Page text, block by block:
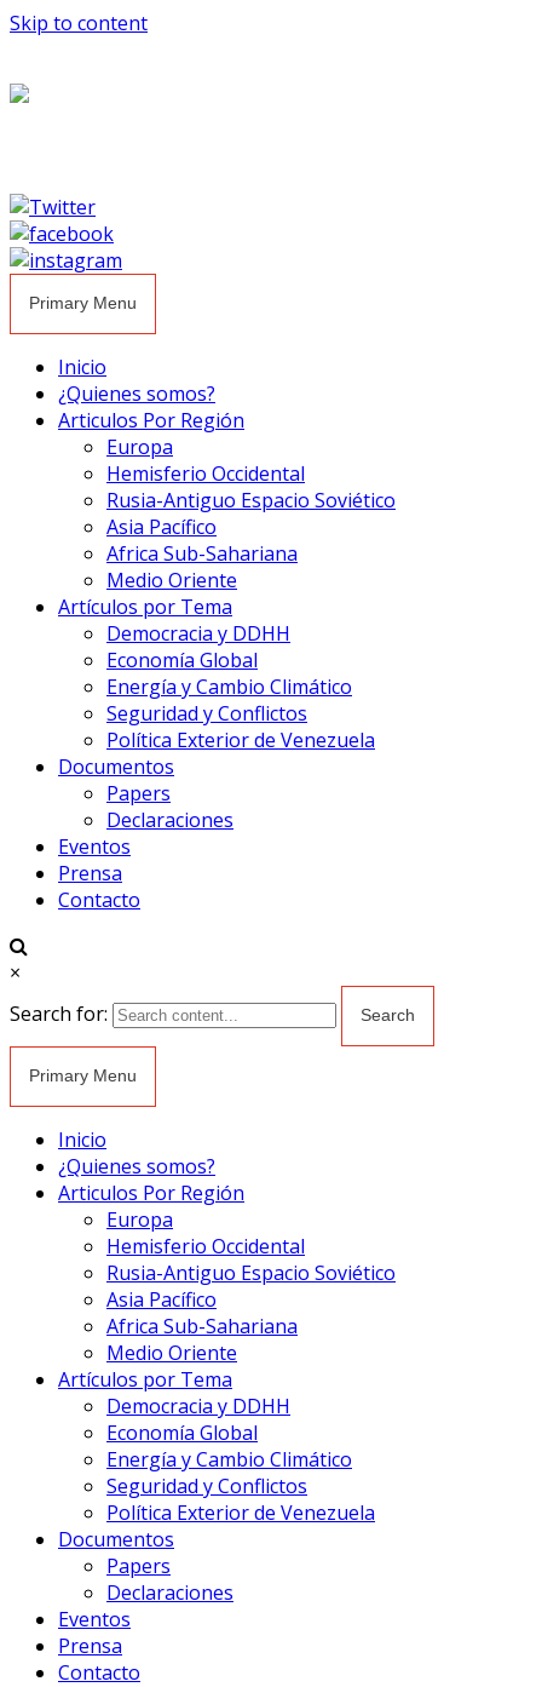
Skip to content
Primary Menu
Inicio
¿Quienes somos?
Articulos Por Región
Europa
Hemisferio Occidental
Rusia-Antiguo Espacio Soviético
Asia Pacífico
Africa Sub-Sahariana
Medio Oriente
Artículos por Tema
Democracia y DDHH
Economía Global
Energía y Cambio Climático
Seguridad y Conflictos
Política Exterior de Venezuela
Documentos
Papers
Declaraciones
Eventos
Prensa
Contacto
×
Search for:
Primary Menu
Inicio
¿Quienes somos?
Articulos Por Región
Europa
Hemisferio Occidental
Rusia-Antiguo Espacio Soviético
Asia Pacífico
Africa Sub-Sahariana
Medio Oriente
Artículos por Tema
Democracia y DDHH
Economía Global
Energía y Cambio Climático
Seguridad y Conflictos
Política Exterior de Venezuela
Documentos
Papers
Declaraciones
Eventos
Prensa
Contacto